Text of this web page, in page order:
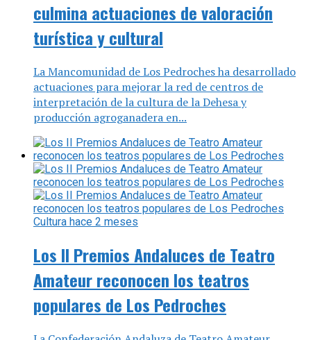
culmina actuaciones de valoración
turística y cultural
La Mancomunidad de Los Pedroches ha desarrollado
actuaciones para mejorar la red de centros de
interpretación de la cultura de la Dehesa y
producción agroganadera en...
Cultura hace 2 meses
Los II Premios Andaluces de Teatro
Amateur reconocen los teatros
populares de Los Pedroches